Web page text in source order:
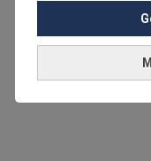
Du kan fördjupa
Vi använder kakor
Nödvändiga